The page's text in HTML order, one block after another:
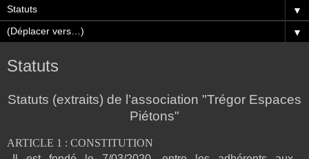
▼
▼
Statuts
Statuts (extraits) de l’association "Trégor Espaces
Piétons"
ARTICLE 1 : CONSTITUTION